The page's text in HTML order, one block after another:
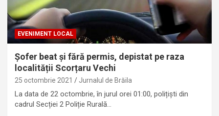
EVENIMENT LOCAL
Șofer beat și fără permis, depistat pe raza
localității Scorțaru Vechi
25 octombrie 2021 Jurnalul de Brăila
La data de 22 octombrie, în jurul orei 01:00, polițiști din
cadrul Secției 2 Poliție Rurală…